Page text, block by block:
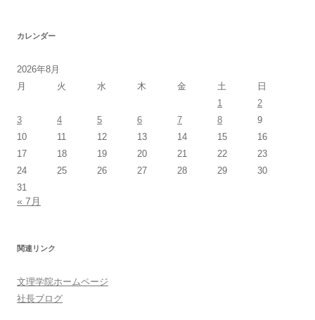
カレンダー
2026年8月
月
火 水 木 金 土
日
1
2
3
4 5 6 7 8
9
10
11 12 13 14 15
16
17
18 19 20 21 22
23
24
25 26 27 28 29
30
31
« 7月
関連リンク
文理学院ホームページ
社長ブログ